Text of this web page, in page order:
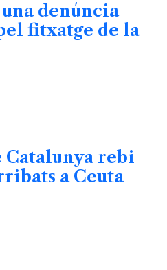
denúncia
fitxatge de la
Catalunya rebi
a Ceuta